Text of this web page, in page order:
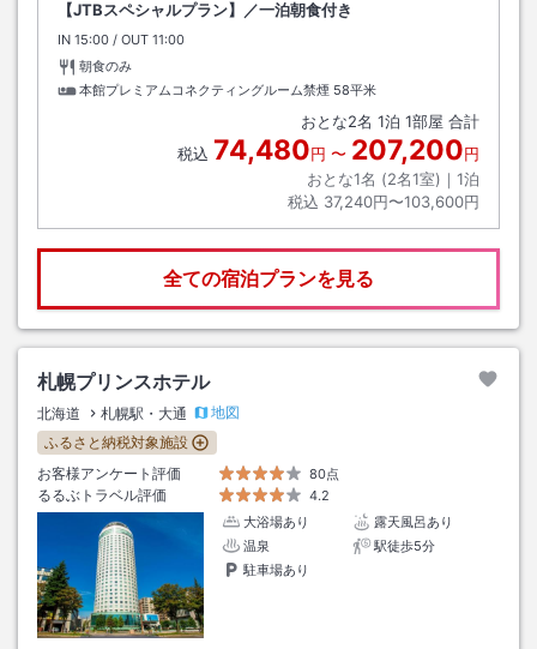
【JTBスペシャルプラン】／一泊朝食付き
IN チェックイン
15:00 / OUT チェックアウト
11:00
朝食のみ
本館プレミアムコネクティングルーム禁煙 58平米
おとな2名 1泊 1部屋 合計
税込 74,480円 〜 207,200円
おとな1名 (2名1室)｜ 1泊
税込 37,240円〜103,600円
全ての宿泊プランを見る
札幌プリンスホテル
北海道 札幌駅・大通
地図
ふるさと納税対象施設
お客様アンケート評価
80点
るるぶトラベル評価
4.2
大浴場あり
露天風呂あり
温泉
駅徒歩5分
駐車場あり